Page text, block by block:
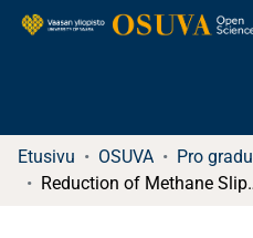
Etusivu OSUVA
Reduction of